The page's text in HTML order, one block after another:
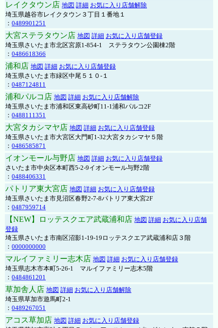
レイクタウン店 地図 詳細 お気に入り店舗解除
埼玉県越谷市レイクタウン３丁目１番地１
： 0489901251
大宮ステラタウン店 地図 詳細 お気に入り店舗登録
埼玉県さいたま市北区宮原1-854-1 ステラタウン公園棟2階
： 0486618366
浦和店 地図 詳細 お気に入り店舗登録
埼玉県さいたま市緑区中尾５１０-１
： 0487124811
浦和パルコ店 地図 詳細 お気に入り店舗解除
埼玉県さいたま市浦和区東高砂町11-1浦和パルコ2F
： 0488111351
大宮タカシマヤ店 地図 詳細 お気に入り店舗登録
埼玉県さいたま市大宮区大門町1-32大宮タカシマヤ５階
： 0486585871
イオンモール与野店 地図 詳細 お気に入り店舗登録
さいたま市中央区本町西5-2-9イオンモール与野2階
： 0488406331
パトリア東大宮店 地図 詳細 お気に入り店舗登録
埼玉県さいたま市見沼区春野2-7-8パトリア東大宮2F
： 0487959714
【NEW】ロッテスクエア武蔵浦和店 地図 詳細 お気に入り店舗
登録
埼玉県さいたま市南区沼影1-19-19ロッテスクエア武蔵浦和店３階
： 0000000000
マルイファミリー志木店 地図 詳細 お気に入り店舗登録
埼玉県志木市本町5-26-1 マルイファミリー志木5階
： 0484861201
草加舎人店 地図 詳細 お気に入り店舗解除
埼玉県草加市遊馬町2-1
： 0489267051
アコス草加店 地図 詳細 お気に入り店舗登録